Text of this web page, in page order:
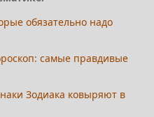
обязательно надо
самые правдивые
Зодиака ковыряют в